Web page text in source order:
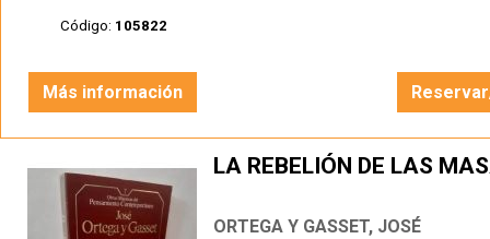
Código: 105822
Más información
LA REBELIÓN DE LAS
ORTEGA Y GASSET, JOSÉ